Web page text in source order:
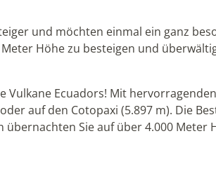
und möchten einmal ein ganz
Höhe zu besteigen und
Vulkane Ecuadors! Mit
auf den Cotopaxi (5.897 m). Die
übernachten Sie auf über 4.000